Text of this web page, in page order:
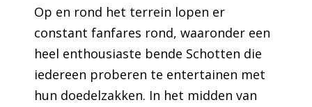
Op en rond het terrein lopen er
constant fanfares rond, waaronder een
heel enthousiaste bende Schotten die
iedereen proberen te entertainen met
hun doedelzakken. In het midden van